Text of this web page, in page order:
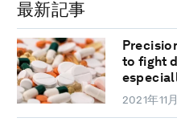
最新記事
to fight
2021年11